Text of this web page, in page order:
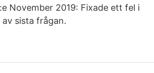
November 2019: Fixade ett fel i
sista frågan.